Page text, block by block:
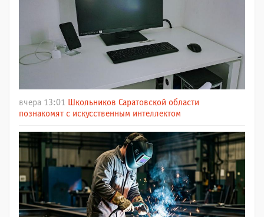
вчера 13:01
Школьников Саратовской области
познакомят с искусственным интеллектом